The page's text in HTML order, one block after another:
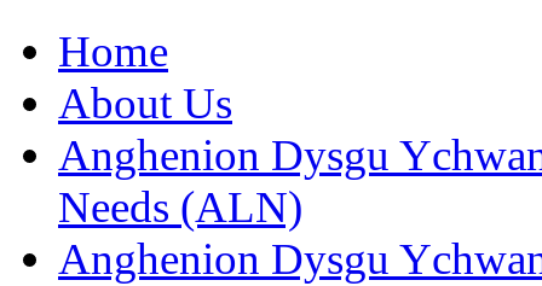
Home
About Us
Anghenion Dysgu
Needs (ALN)
Anghenion Dysgu